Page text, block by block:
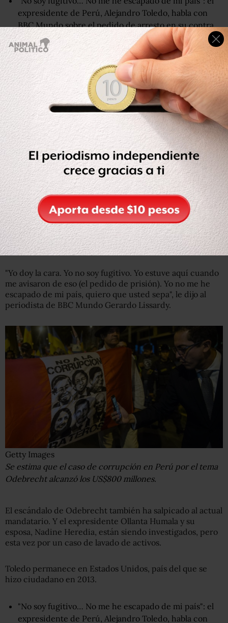
expresidente de Perú, Alejandro Toledo, habla con
BBC Mundo sobre el pedido de arresto en su contra
Durante 2017, la Justicia peruana emitió dos pedidos de
detención en contra del expresidente.
En una breve entrevista con BBC Mundo, en septiembre
del año pasado en Nueva York, Toledo negó que fuera un
fugitivo de la justicia peruana.
"Yo doy la cara. Yo no soy fugitivo. Yo estuve aquí cuando
me avisaron de eso (el pedido de prisión). Yo no me he
escapado de mi país, quiero que usted sepa", le dijo al
periodista de BBC Mundo Gerardo Lissardy.
Getty Images
Se estima que el caso de corrupción en Perú por el tema
Odebrecht alcanzó los US$800 millones.
El escándalo de Odebrecht también ha salpicado al actual
mandatario. Y el expresidente Ollanta Humala y su
esposa, Nadine Heredia, están siendo investigados, pero
esta vez por un caso de lavado de activos.
Toledo permanece en Estados Unidos, país del que se
hizo ciudadano en 2013.
"No soy fugitivo… No me he escapado de mi país": el
expresidente de Perú, Alejandro Toledo, habla con